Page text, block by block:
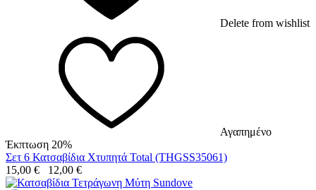
Delete from wishlist
Αγαπημένο
Έκπτωση 20%
Σετ 6 Κατσαβίδια Χτυπητά Total (THGSS35061)
15,00 € 12,00 €